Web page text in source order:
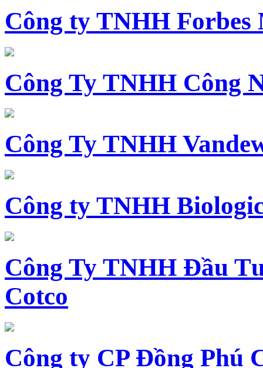
Công ty TNHH
Công Ty TNHH Công
Công Ty TNHH
Công ty TNHH
Công Ty TNHH Đầu
Cotco
Công ty CP Đồng Phú